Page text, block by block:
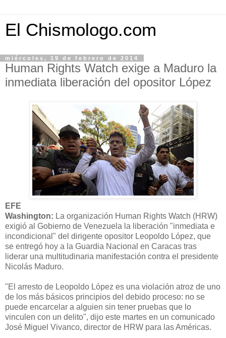
El Chismologo.com
miércoles, 19 de febrero de 2014
Human Rights Watch exige a Maduro la
inmediata liberación del opositor López
EFE
Washington: La organización Human Rights Watch (HRW)
exigió al Gobierno de Venezuela la liberación "inmediata e
incondicional" del dirigente opositor Leopoldo López, que
se entregó hoy a la Guardia Nacional en Caracas tras
liderar una multitudinaria manifestación contra el presidente
Nicolás Maduro.
"El arresto de Leopoldo López es una violación atroz de uno
de los más básicos principios del debido proceso: no se
puede encarcelar a alguien sin tener pruebas que lo
vinculen con un delito", dijo este martes en un comunicado
José Miguel Vivanco, director de HRW para las Américas.